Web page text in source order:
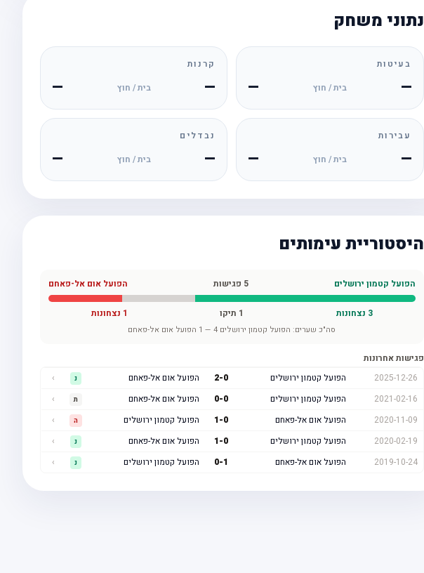
נתוני משחק
בעיטות
— בית / חוץ —
קרנות
— בית / חוץ —
עבירות
— בית / חוץ —
נבדלים
— בית / חוץ —
היסטוריית עימותים
הפועל קטמון ירושלים 5 פגישות הפועל אום אל-פאחם
3 נצחונות 1 תיקו 1 נצחונות
סה"כ שערים: הפועל קטמון ירושלים 4
—
1 הפועל אום אל-פאחם
פגישות אחרונות
2025-12-26
הפועל קטמון ירושלים 2-0 הפועל אום אל-פאחם נ
›
2021-02-16
הפועל קטמון ירושלים 0-0 הפועל אום אל-פאחם ת
›
2020-11-09
הפועל אום אל-פאחם 1-0 הפועל קטמון ירושלים ה
›
2020-02-19
הפועל קטמון ירושלים 1-0 הפועל אום אל-פאחם נ
›
2019-10-24
הפועל אום אל-פאחם 0-1 הפועל קטמון ירושלים נ ›